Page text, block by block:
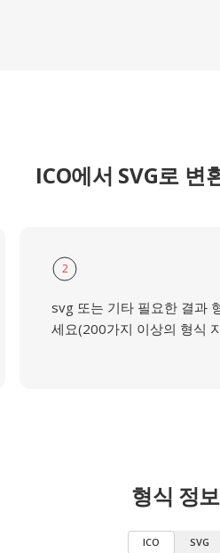
ICO에서 SVG로 변
2
svg 또는 기타 필요한 결과
세요(200가지 이상의 형식
형식 정보
ICO SVG